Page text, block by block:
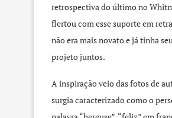
retrospectiva do último no
flertou com esse suporte em
não era mais novato e já tinha
projeto juntos.
A inspiração veio das fotos de
surgia caracterizado como o